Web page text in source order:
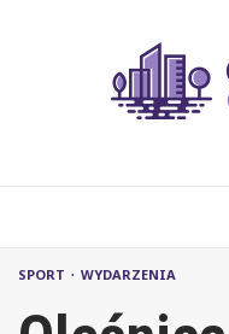
SPORT WYDARZENIA